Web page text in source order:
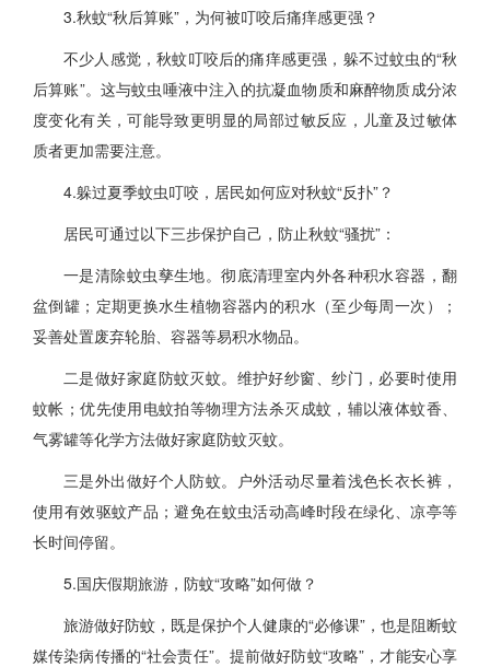
3.秋蚊“秋后算账”，为何被叮咬后痛痒感更强？
不少人感觉，秋蚊叮咬后的痛痒感更强，躲不过蚊虫的“秋
后算账”。这与蚊虫唾液中注入的抗凝血物质和麻醉物质成分浓
度变化有关，可能导致更明显的局部过敏反应，儿童及过敏体
质者更加需要注意。
4.躲过夏季蚊虫叮咬，居民如何应对秋蚊“反扑”？
居民可通过以下三步保护自己，防止秋蚊“骚扰”：
一是清除蚊虫孳生地。彻底清理室内外各种积水容器，翻
盆倒罐；定期更换水生植物容器内的积水（至少每周一次）；
妥善处置废弃轮胎、容器等易积水物品。
二是做好家庭防蚊灭蚊。维护好纱窗、纱门，必要时使用
蚊帐；优先使用电蚊拍等物理方法杀灭成蚊，辅以液体蚊香、
气雾罐等化学方法做好家庭防蚊灭蚊。
三是外出做好个人防蚊。户外活动尽量着浅色长衣长裤，
使用有效驱蚊产品；避免在蚊虫活动高峰时段在绿化、凉亭等
长时间停留。
5.国庆假期旅游，防蚊“攻略”如何做？
旅游做好防蚊，既是保护个人健康的“必修课”，也是阻断蚊
媒传染病传播的“社会责任”。提前做好防蚊“攻略”，才能安心享